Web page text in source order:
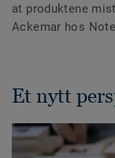
at produktene
Ackemar hos
Et nytt